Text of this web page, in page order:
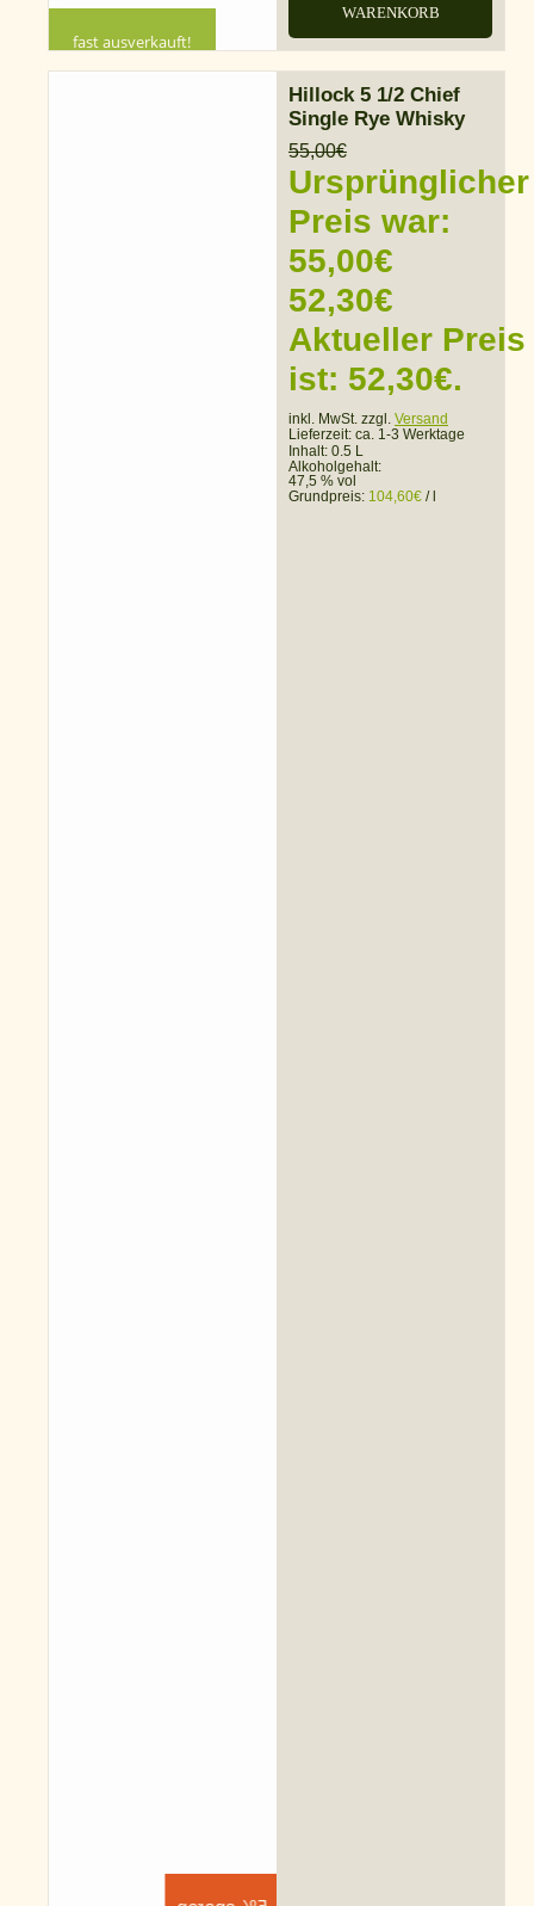
fast ausverkauft!
WARENKORB
Hillock 5 1/2 Chief
Single Rye Whisky
55,00€
Ursprünglicher
Preis war:
55,00€
52,30€
Aktueller Preis
ist: 52,30€.
inkl. MwSt. zzgl. Versand
Lieferzeit: ca. 1-3 Werktage
Inhalt: 0.5 L
Alkoholgehalt:
47,5 % vol
Grundpreis: 104,60€ /